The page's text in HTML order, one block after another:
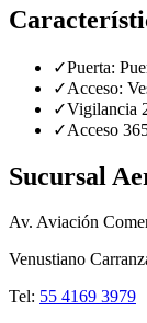
✓Puerta:
✓Acceso:
✓Vigilancia
✓Acceso
Sucursal
Av. Aviación
Venustiano
Tel: 55 4169 3979